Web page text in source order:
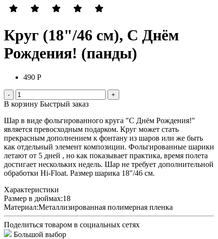
Круг (18"/46 см), С Днём
Рождения! (панды)
490 Р
В корзину Быстрый заказ
Шар в виде фольгированного круга "С Днём Рождения!"
является превосходным подарком. Круг может стать
прекрасным дополнением к фонтану из шаров или же быть
как отдельный элемент композиции. Фольгированные шарики
летают от 5 дней , но как показывает практика, время полета
достигает нескольких недель. Шар не требует дополнительной
обработки Hi-Float. Размер шарика 18"/46 см.
Характеристики
Размер в дюймах:18
Материал:Металлизированная полимерная пленка
Поделиться товаром в социальных сетях
Большой выбор